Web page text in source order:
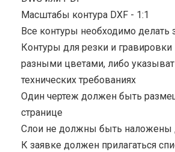
Масштабы контура DXF - 1:1
Все контуры необходимо делать
Контуры для резки и
разными цветами, либо
технических требованиях
Один чертеж должен быть
странице
Cлои не должны быть наложены
К заявке должен прилагаться